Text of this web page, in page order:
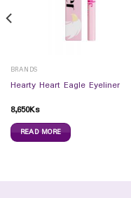
BRANDS
Hearty Heart Eagle Eyeliner
8,650Ks
READ MORE